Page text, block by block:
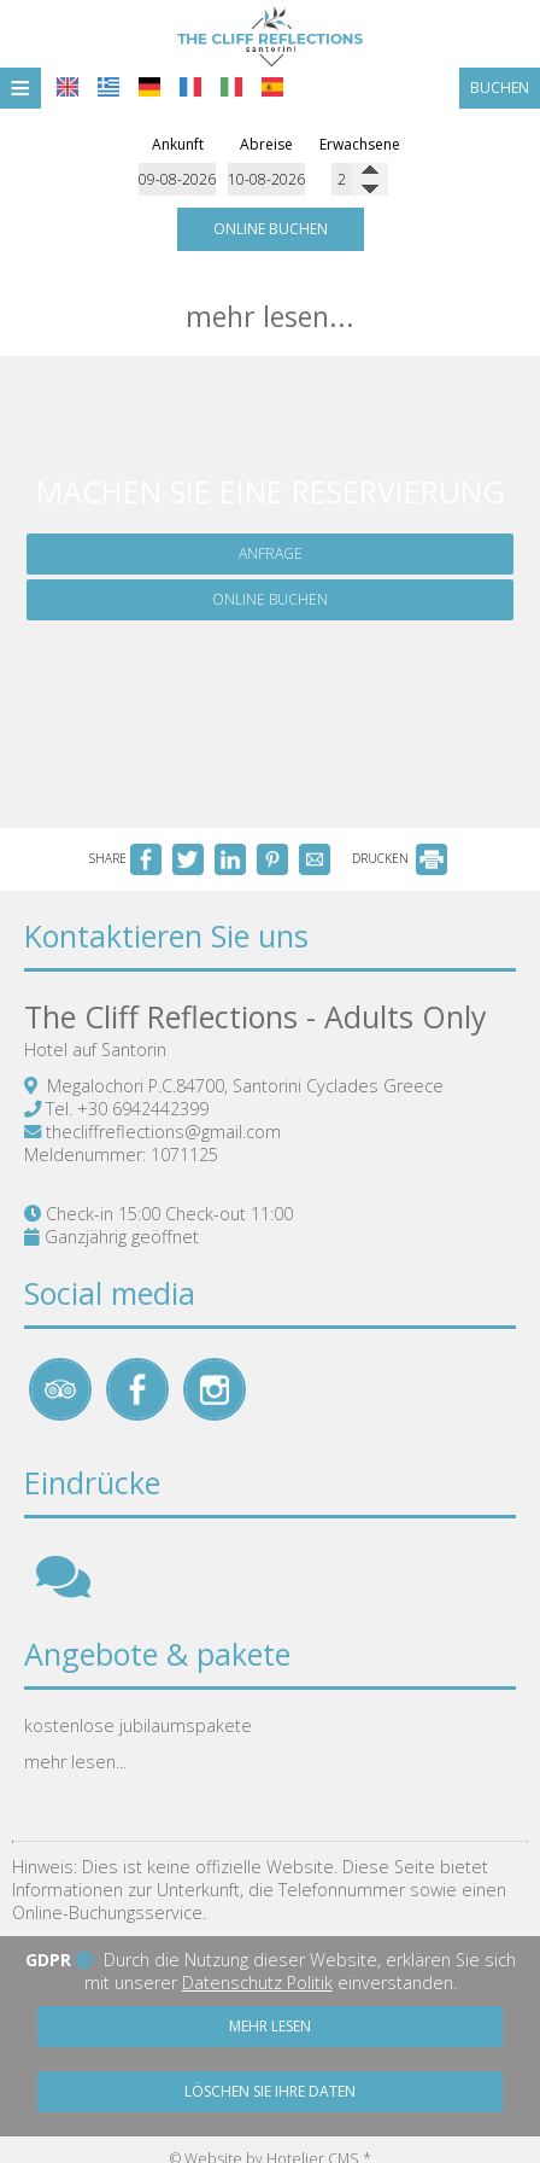
≡ BUCHEN
STANDORT
Ankunft Abreise Erwachsene
ONLINE BUCHEN
mehr lesen...
ANFRAGE
ONLINE BUCHEN
SHARE DRUCKEN
Kontaktieren Sie uns
The Cliff Reflections - Adults Only
Hotel auf Santorin
Megalochori P.C.84700, Santorini Cyclades Greece
Tel. +30 6942442399
thecliffreflections@gmail.com
Meldenummer: 1071125
Check-in 15:00 Check-out 11:00
Ganzjährig geöffnet
Social media
Eindrücke
Angebote & pakete
kostenlose jubilaumspakete
mehr lesen...
Hinweis: Dies ist keine offizielle Website. Diese Seite bietet
Informationen zur Unterkunft, die Telefonnummer sowie einen
Online-Buchungsservice.
GDPR
Durch die Nutzung dieser Website, erklären Sie sich
mit unserer Datenschutz Politikeinverstanden.
MEHR LESEN
LÖSCHEN SIE IHRE DATEN
© Website by Hotelier CMS *